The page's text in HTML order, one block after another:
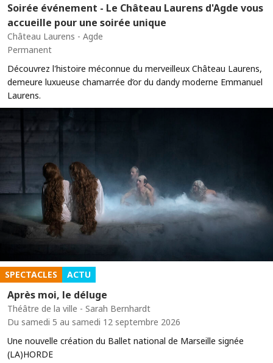
Soirée événement - Le Château Laurens d'Agde vous
accueille pour une soirée unique
Château Laurens - Agde
Permanent
Découvrez l'histoire méconnue du merveilleux Château Laurens,
demeure luxueuse chamarrée d’or du dandy moderne Emmanuel
Laurens.
SPECTACLES ACTU
Après moi, le déluge
Théâtre de la ville - Sarah Bernhardt
Du samedi 5 au samedi 12 septembre 2026
Une nouvelle création du Ballet national de Marseille signée
(LA)HORDE